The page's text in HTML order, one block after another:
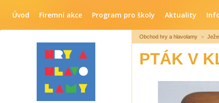
Úvod Firemní akce Program pro školy Aktuality
Obchod hry a hlavolamy >
PTÁK V